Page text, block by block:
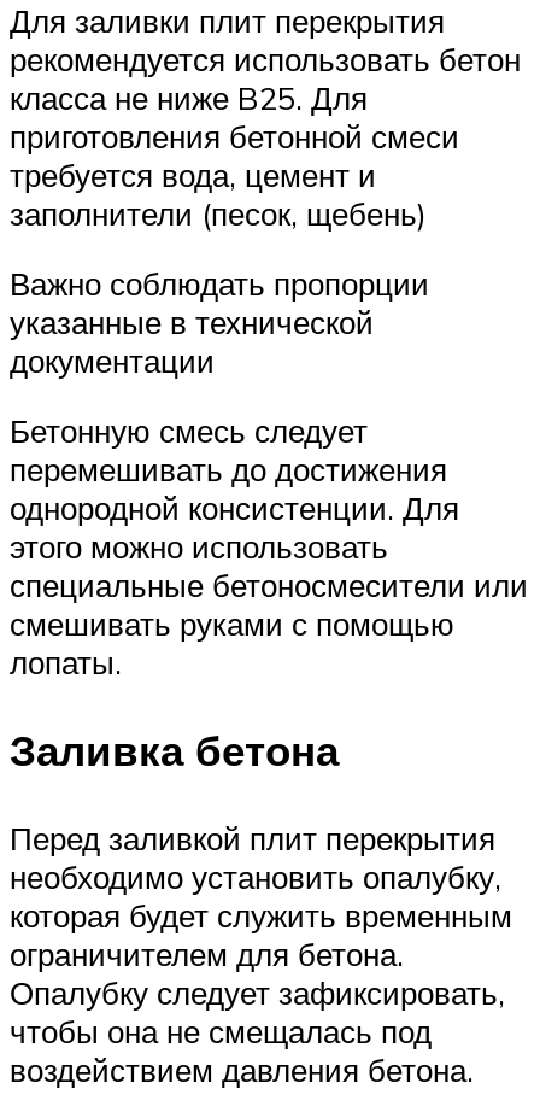
Для заливки плит перекрытия
рекомендуется использовать бетон
класса не ниже B25. Для
приготовления бетонной смеси
требуется вода, цемент и
заполнители (песок, щебень)
Важно соблюдать пропорции
указанные в технической
документации
Бетонную смесь следует
перемешивать до достижения
однородной консистенции. Для
этого можно использовать
специальные бетоносмесители или
смешивать руками с помощью
лопаты.
Заливка бетона
Перед заливкой плит перекрытия
необходимо установить опалубку,
которая будет служить временным
ограничителем для бетона.
Опалубку следует зафиксировать,
чтобы она не смещалась под
воздействием давления бетона.